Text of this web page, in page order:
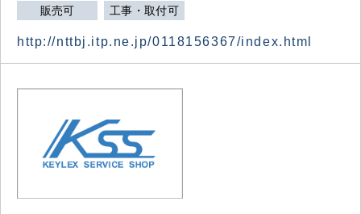
販売可 工事・取付可
http://nttbj.itp.ne.jp/0118156367/index.html